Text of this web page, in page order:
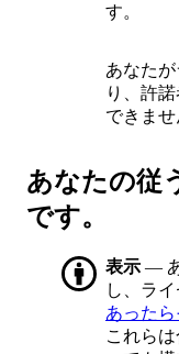
す。
あなた
り、許
できませ
あなたの従
です。
表示 —
し、ラ
あった
これら